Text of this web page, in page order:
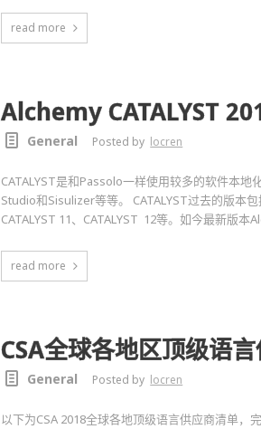
read more
Alchemy CATALYST
General Posted by locren
CATALYST是和Passolo一样使用较多的软件本
Studio和Sisulizer等等。 CATALYST过去的版本包
CATALYST 11、CATALYST 12等。如今最新版本
read more
CSA全球各地区顶级语
General Posted by locren
以下为CSA 2018全球各地顶级语言供应商清单，